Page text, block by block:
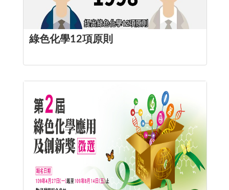
綠色化學12項原則